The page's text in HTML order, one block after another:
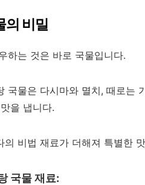
의 비밀
하는 것은 바로 국물입니다.
국물은 다시마와 멸치, 때로는
을 냅니다.
의 비법 재료가 더해져 특별한
국물 재료: